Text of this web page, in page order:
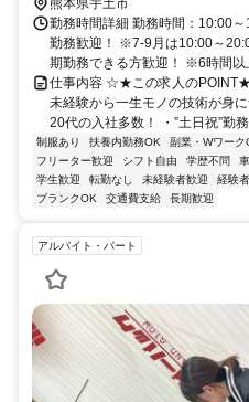
熊本県宇土市
勤務時間詳細 勤務時間：10:00
勤務歓迎！ ※7-9月は10:00～
期勤務できる方歓迎！ ※6時間以
仕事内容 ☆★この求人の
未経験から一生モノの技術が身
20代の入社多数！ ・”土日祝”勤
制服あり 扶養内勤務OK 副業・Wワーク
フリーター歓迎
シフト自由 学歴不問
学生歓迎
転勤なし 未経験者歓迎 経験
ブランクOK
交通費支給 長期歓迎
アルバイト・パート